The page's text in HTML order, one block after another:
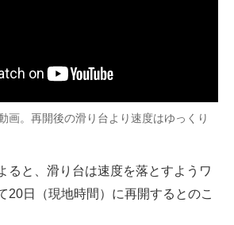
画。再開後の滑り台より速度はゆっくり
ると、滑り台は速度を落とすようワ
20日（現地時間）に再開するとのこ